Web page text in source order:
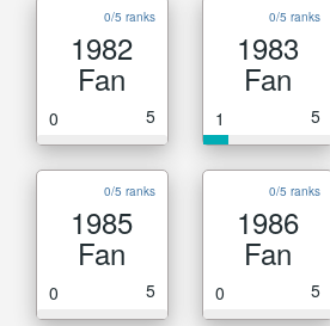
0/5 ranks
1982
Fan
0 5
0/5 ranks
1983
Fan
1 5
0/5 ranks
1985
Fan
0 5
0/5 ranks
1986
Fan
0 5